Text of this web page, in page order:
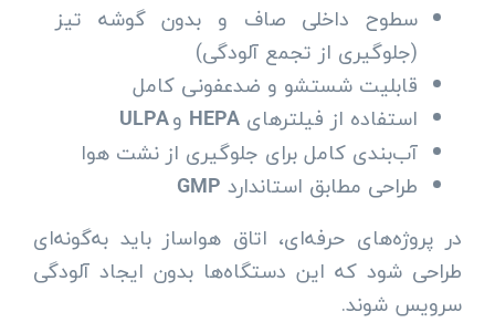
سطوح داخلی صاف و بدون گوشه تیز
(جلوگیری از تجمع آلودگی)
قابلیت شستشو و ضدعفونی کامل
استفاده از فیلترهای HEPA و
آب‌بندی کامل برای جلوگیری از نشت هوا
طراحی مطابق استاندارد GMP
در پروژه‌های حرفه‌ای، اتاق هواساز باید به‌گونه‌ای
طراحی شود که این دستگاه‌ها بدون ایجاد آلودگی
سرویس شوند.